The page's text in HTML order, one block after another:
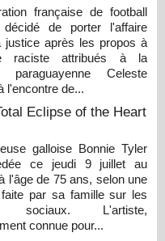
française de football
de porter l'affaire
justice après les propos à
raciste attribués à la
paraguayenne Celeste
l'encontre de...
Eclipse of the Heart
galloise Bonnie Tyler
ce jeudi 9 juillet au
l'âge de 75 ans, selon une
faite par sa famille sur les
sociaux. L'artiste,
connue pour...